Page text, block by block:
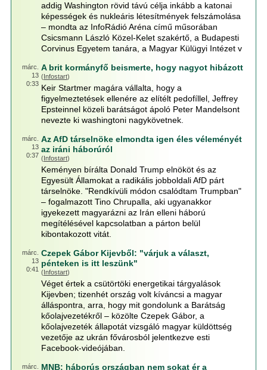
addig Washington rövid távú célja inkább a katonai
képességek és nukleáris létesítmények felszámolása
– mondta az InfoRádió Aréna című műsorában
Csicsmann László Közel-Kelet szakértő, a Budapesti
Corvinus Egyetem tanára, a Magyar Külügyi Intézet v
márc.
13
0:33
A brit kormányfő beismerte, hogy nagyot hibázott
(Infostart)
Keir Startmer magára vállalta, hogy a
figyelmeztetések ellenére az elítélt pedofíllel, Jeffrey
Epsteinnel közeli barátságot ápoló Peter Mandelsont
nevezte ki washingtoni nagykövetnek.
márc.
13
0:37
Az AfD társelnöke elmondta igen éles véleményét
az iráni háborúról
(Infostart)
Keményen bírálta Donald Trump elnököt és az
Egyesült Államokat a radikális jobboldali AfD párt
társelnöke. "Rendkívüli módon csalódtam Trumpban"
– fogalmazott Tino Chrupalla, aki ugyanakkor
igyekezett magyarázni az Irán elleni háború
megítélésével kapcsolatban a párton belül
kibontakozott vitát.
márc.
13
0:41
Czepek Gábor Kijevből: "várjuk a választ,
pénteken is itt leszünk"
(Infostart)
Véget értek a csütörtöki energetikai tárgyalások
Kijevben; tizenhét ország volt kíváncsi a magyar
álláspontra, arra, hogy mit gondolunk a Barátság
kőolajvezetékről – közölte Czepek Gábor, a
kőolajvezeték állapotát vizsgáló magyar küldöttség
vezetője az ukrán fővárosból jelentkezve esti
Facebook-videójában.
márc.
MNB: háborús országban nem sokat ér a